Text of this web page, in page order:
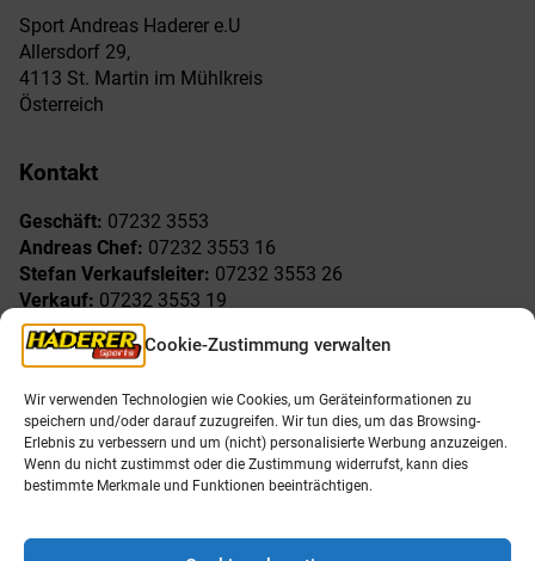
Cookie-Zustimmung verwalten
Wir verwenden Technologien wie Cookies, um Geräteinformationen zu
speichern und/oder darauf zuzugreifen. Wir tun dies, um das Browsing-
Erlebnis zu verbessern und um (nicht) personalisierte Werbung anzuzeigen.
Wenn du nicht zustimmst oder die Zustimmung widerrufst, kann dies
bestimmte Merkmale und Funktionen beeinträchtigen.
Sport Andreas Haderer e.U
Allersdorf 29,
4113 St. Martin im Mühlkreis
Österreich
Kontakt
Geschäft: 07232 3553
Andreas Chef: 07232 3553 16
Stefan Verkaufsleiter: 07232 3553 26
Verkauf: 07232 3553 19
Reklamationen:
Freude am Sport
AGB
Impressum
Datenschutzerklärung
Allgemeines
Öffnungszeiten
Unser Team